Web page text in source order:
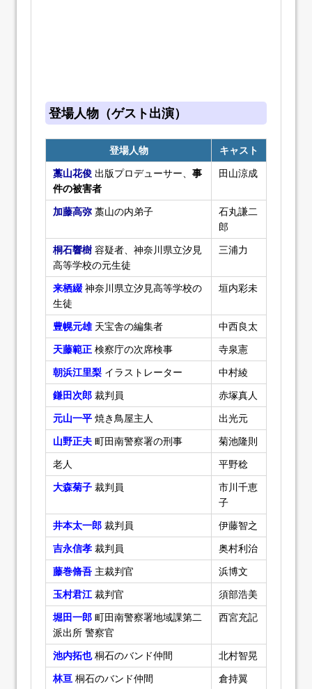
登場人物（ゲスト出演）
登場人物
キャスト
藁山花俊 出版プロデューサー、 事
件の被害者
田山涼成
加藤高弥 藁山の内弟子
石丸謙二
郎
桐石響樹 容疑者、神奈川県立汐見
高等学校の元生徒
三浦力
来栖綴神奈川県立汐見高等学校の
生徒
垣内彩未
豊幌元雄天宝舎の編集者
中西良太
天藤範正 検察庁の次席検事
寺泉憲
朝浜江里梨 イラストレーター
中村綾
鎌田次郎 裁判員
赤塚真人
元山一平 焼き鳥屋主人
出光元
山野正夫 町田南警察署の刑事
菊池隆則
老人
平野稔
大森菊子 裁判員
市川千恵
子
井本太一郎 裁判員
伊藤智之
吉永信孝 裁判員
奥村利治
藤巻脩吾 主裁判官
浜博文
玉村君江 裁判官
須部浩美
堀田一郎 町田南警察署地域課第二
派出所 警察官
西宮充記
池内拓也桐石のバンド仲間
北村智晃
林亘 桐石のバンド仲間
倉持翼